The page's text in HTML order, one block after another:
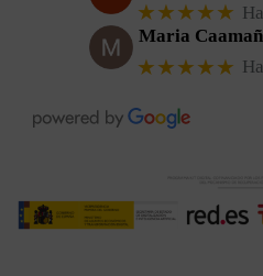
★★★★★
Maria
★★★★★